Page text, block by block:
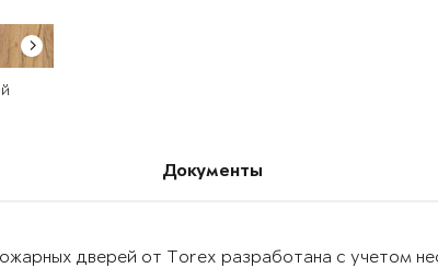
Документы
дверей от Torex разработана с учетом